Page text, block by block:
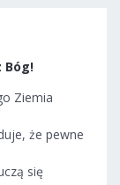
Bóg!
Ziemia
że pewne
się